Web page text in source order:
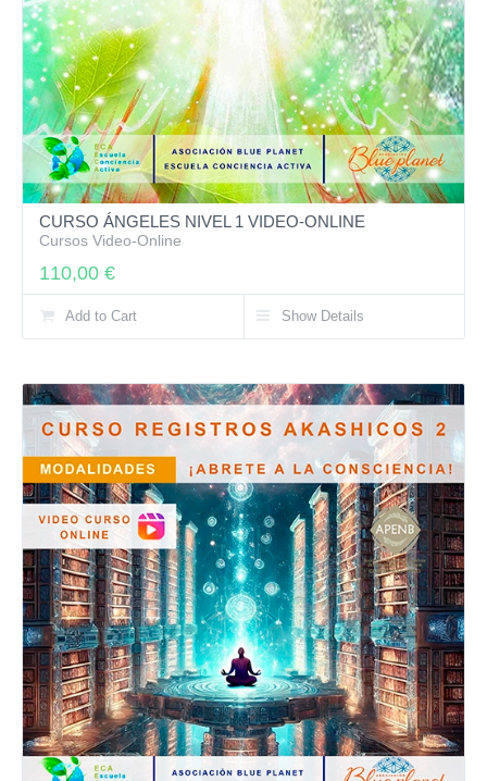
CURSO ÁNGELES NIVEL 1 VIDEO-ONLINE
Cursos Video-Online
110,00€
Add to Cart Show Details